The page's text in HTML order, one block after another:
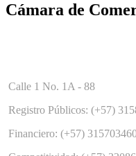
Cámara de
Calle 1 No. 1A - 88
Registro Públicos: (+57)
Financiero: (+57)